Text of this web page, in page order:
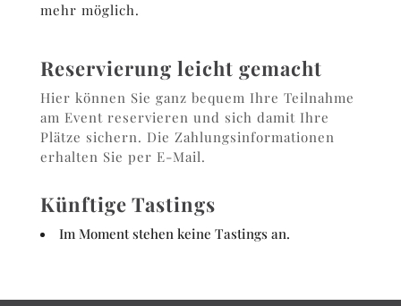
mehr möglich.
Reservierung leicht gemacht
Hier können Sie ganz bequem Ihre Teilnahme
am Event reservieren und sich damit Ihre
Plätze sichern. Die Zahlungsinformationen
erhalten Sie per E-Mail.
Künftige Tastings
Im Moment stehen keine Tastings an.